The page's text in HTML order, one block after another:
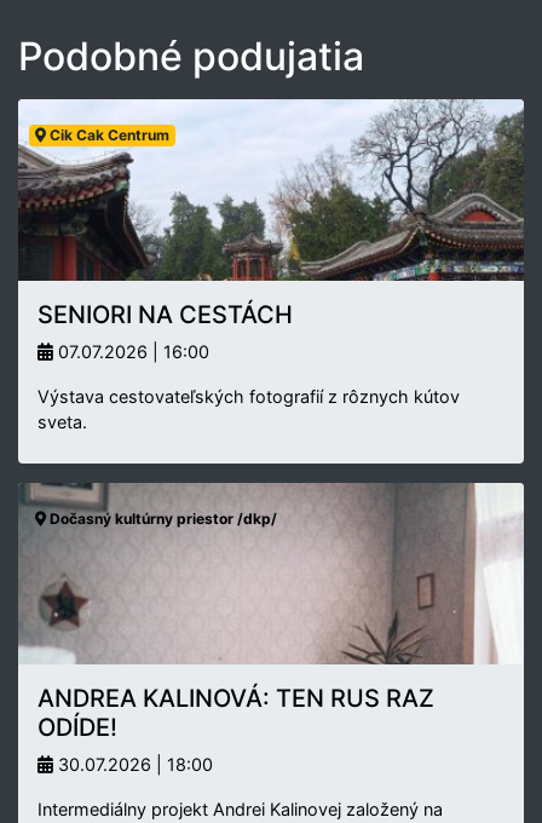
Podobné podujatia
Cik Cak Centrum
SENIORI NA CESTÁCH
07.07.2026 | 16:00
Výstava cestovateľských fotografií z rôznych kútov
sveta.
Dočasný kultúrny priestor /dkp/
ANDREA KALINOVÁ: TEN RUS RAZ
ODÍDE!
30.07.2026 | 18:00
Intermediálny projekt Andrei Kalinovej založený na